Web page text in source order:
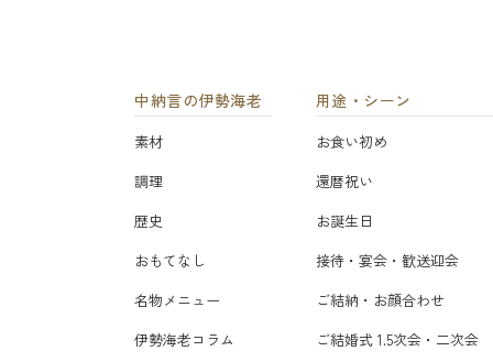
中納言の伊勢海老
素材
調理
歴史
おもてなし
名物メニュー
伊勢海老コラム
用途・シーン
お食い初め
還暦祝い
お誕生日
接待・宴会・歓送迎会
ご結納・お顔合わせ
ご結婚式 1.5次会・二次会